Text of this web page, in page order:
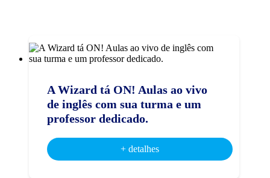
A Wizard tá ON! Aulas ao vivo
de inglês com sua turma e um
professor dedicado.
+ detalhes